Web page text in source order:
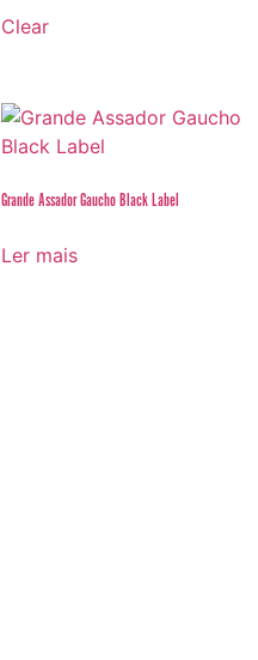
Clear
Grande Assador Gaucho Black Label
Ler mais